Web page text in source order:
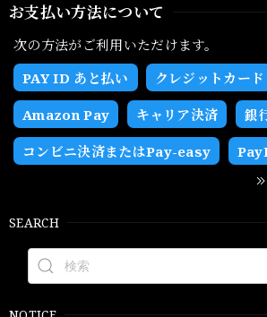
お支払い方法について
次の方法がご利用いただけます。
PAY ID あと払い
クレジットカード
Amazon Pay キャリア決済 銀
コンビニ決済またはPay-easy
SEARCH